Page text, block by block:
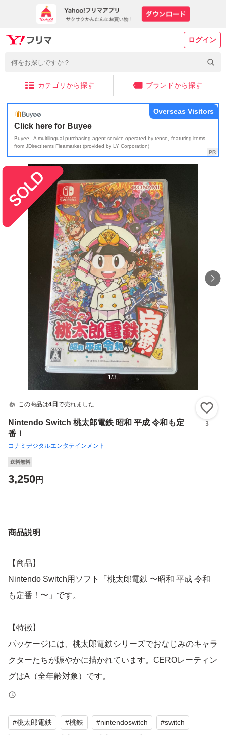
ログイン
カテゴリから探す ブランドから探す
Click here for Buyee
Buyee - A multilingual purchasing agent service operated by tenso, featuring items
from JDirectItems Fleamarket (provided by LY Corporation)
Overseas Visitors
1/3
この商品は4日 で売れました
Nintendo Switch 桃太郎電鉄 昭和 平成 令和も定
番！
コナミデジタルエンタテインメント
3
送料無料
3,250円
商品説明
【商品】
Nintendo Switch用ソフト「桃太郎電鉄 〜昭和 平成 令和
も定番！〜」です。
【特徴】
パッケージには、桃太郎電鉄シリーズでおなじみのキャラ
クターたちが賑やかに描かれています。CEROレーティン
グはA（全年齢対象）です。
【表記・型番】
NINTENDO SWITCH
#桃太郎電鉄 #桃鉄 #nintendoswitch #switch